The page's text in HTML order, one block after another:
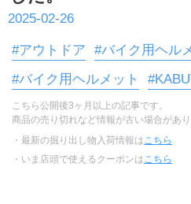
2025-02-26
#アウトドア
#バイク用ヘル
#バイク用ヘルメット
こちら公開後3ヶ月以上の記事です。
商品の売り切れなど情報が古い場合があり
・最新の掘り出し物入荷情報は こちら
・いま店頭で使えるクーポンは こちら